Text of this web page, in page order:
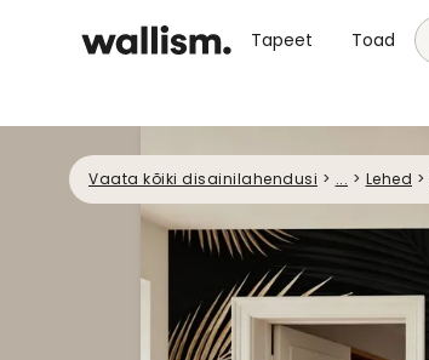
Tapeet Toad
Vaata kõiki disainilahendusi > ... > Lehed >